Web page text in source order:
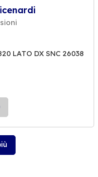
LATO DX SNC 26038